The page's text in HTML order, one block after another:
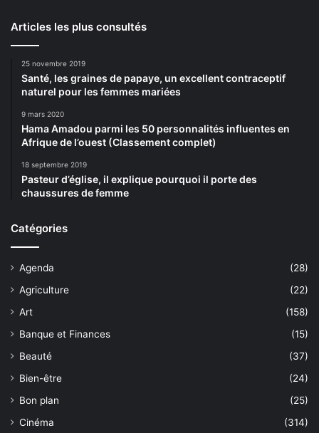
Articles les plus consultés
25 novembre 2019
Santé, les graines de papaye, un excellent contraceptif
naturel pour les femmes mariées
9 mars 2020
Hama Amadou parmi les 50 personnalités influentes en
Afrique de l’ouest (Classement complet)
18 septembre 2019
Pasteur d’église, il explique pourquoi il porte des
chaussures de femme
Catégories
Agenda
(28)
Agriculture
(22)
Art
(158)
Banque et Finances
(15)
Beauté
(37)
Bien-être
(24)
Bon plan
(25)
Cinéma
(314)